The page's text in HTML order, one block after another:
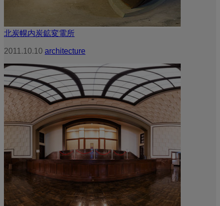
北炭幌内炭鉱変電所
2011.10.10 architecture